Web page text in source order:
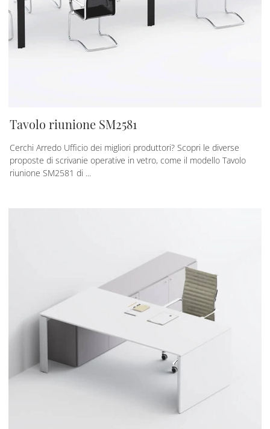
Tavolo riunione SM2581
Cerchi Arredo Ufficio dei migliori produttori? Scopri le diverse
proposte di scrivanie operative in vetro, come il modello Tavolo
riunione SM2581 di ...